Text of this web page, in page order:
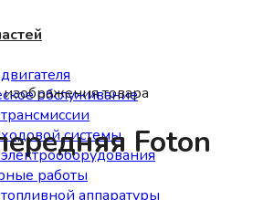
обслуживание
системы
работы
аппаратуры
Foton